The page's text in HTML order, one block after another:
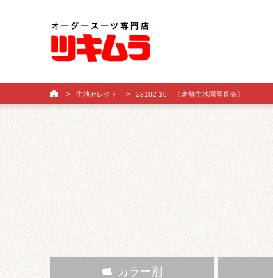
> 生地セレクト > 23102-10 〔老舗生地問屋直売〕
カラー別